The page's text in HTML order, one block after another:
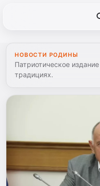
НОВОСТИ РОДИНЫ
Патриотическое
традициях.